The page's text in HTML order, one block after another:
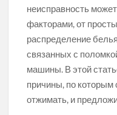
неисправность
факторами, от
распределение
связанных с
машины. В этой
причины, по
отжимать, и